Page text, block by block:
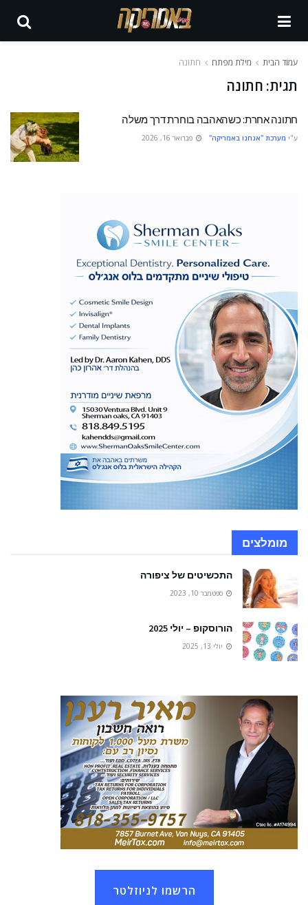
עמוד הבית מילת מפתח חתונה
תגית: חתונה
חתונה אחרת: כשהאהבה בוחרת דרך משלה
ע"י מערכת "אנחנו באמריקה" פברואר 16, 2026
מומלצים
התכשיטים של ציפורה
ספטמבר 10, 2023
הורוסקופ – יולי 2025
יולי 13, 2025
הרשמו לניוזלטר